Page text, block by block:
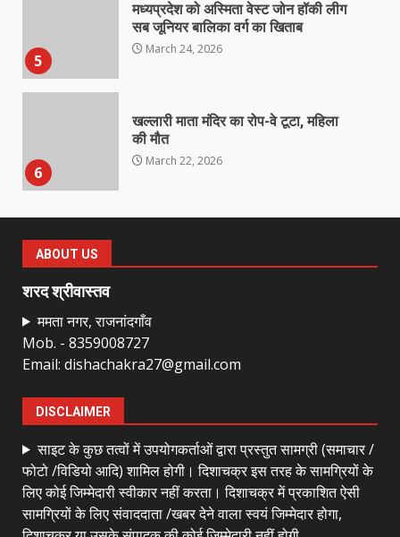
5
मध्यप्रदेश को अस्मिता वेस्ट जोन हॉकी लीग
सब जूनियर बालिका वर्ग का खिताब
March 24, 2026
6
खल्लारी माता मंदिर का रोप-वे टूटा, महिला
की मौत
March 22, 2026
7
March 21, 2026
1
नाबालिक के प्रसव मामले में फरार आरोपी के
संबंध में इनाम की उद्घोषना
2
बदहाल हो गई है राजनांदगाँव-खैरागढ़ सड़क
March 25, 2026
ABOUT US
शरद श्रीवास्तव
ममता नगर, राजनांदगाँव
Mob. - 8359008727
Email: dishachakra27@gmail.com
DISCLAIMER
साइट के कुछ तत्वों में उपयोगकर्ताओं द्वारा प्रस्तुत सामग्री (समाचार /
फोटो /विडियो आदि) शामिल होगी। दिशाचक्र इस तरह के सामग्रियों के
लिए कोई जिम्मेदारी स्वीकार नहीं करता। दिशाचक्र में प्रकाशित ऐसी
सामग्रियों के लिए संवाददाता /खबर देने वाला स्वयं जिम्मेदार होगा,